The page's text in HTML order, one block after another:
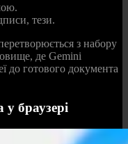
тези.
з набору
де Gemini
до готового документа
браузері